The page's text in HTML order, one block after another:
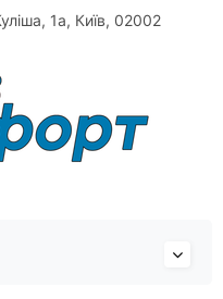
1а, Київ, 02002